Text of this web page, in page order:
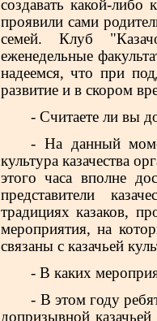
создавать какой-либо
проявили сами
семей. Клуб
еженедельные
надеемся, что при
развитие и в скором
- Считаете ли вы
- На данный
культура казачества
этого часа вполне
представители
традициях казаков,
мероприятия, на
связаны с казачьей
- В каких
- В этом году
допризывной